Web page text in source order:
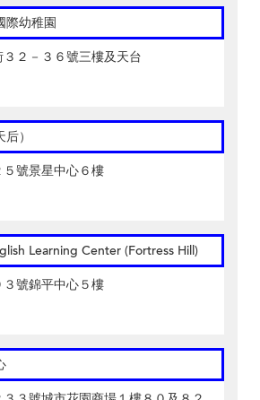
際幼稚園
２－３６號三樓及天台
）
號景星中心６樓
Learning Center (Fortress Hill)
號錦平中心５樓